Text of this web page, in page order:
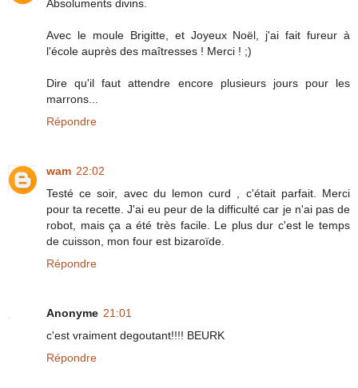
Absoluments divins.
Avec le moule Brigitte, et Joyeux Noël, j'ai fait fureur à
l'école auprès des maîtresses ! Merci ! ;)
Dire qu'il faut attendre encore plusieurs jours pour les
marrons...
Répondre
wam 22:02
Testé ce soir, avec du lemon curd , c'était parfait. Merci
pour ta recette. J'ai eu peur de la difficulté car je n'ai pas de
robot, mais ça a été très facile. Le plus dur c'est le temps
de cuisson, mon four est bizaroïde.
Répondre
Anonyme 21:01
c'est vraiment degoutant!!!! BEURK
Répondre